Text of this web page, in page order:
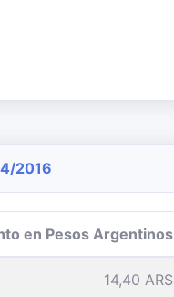
2016
en Pesos Argentinos
14,40 ARS